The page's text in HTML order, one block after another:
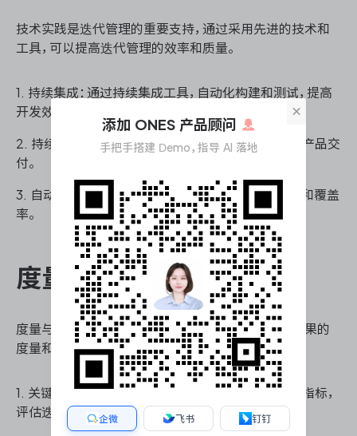
技术实践是迭代管理的重要支持，通过采用先进的技术和
工具，可以提高迭代管理的效率和质量。
1. 持续集成：通过持续集成工具，自动化构建和测试，提高
开发效率。
2. 持续交付：通过持续交付工具，实现快速和频繁的产品交
付。
3. 自动化测试：采用自动化测试工具，提高测试效率和覆盖
率。
度量与评估迭代效果
度量与评估是迭代管理中的重要环节，通过对迭代效果的
度量和评估，可以发现问题，及时调整和优化。
1. 关键绩效指标（KPI）：设定并监控迭代的关键绩效指标，
评估迭代效果。
×
添加 ONES 产品顾问
手把手搭建 Demo，指导 AI 落地
企微 飞书 钉钉